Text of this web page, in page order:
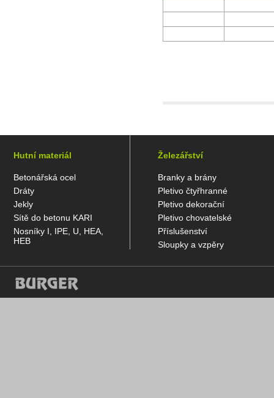
Hutní materiál
Betonářská ocel
Dráty
Jekly
Sítě do betonu KARI
Nosníky I, IPE, U, HEA,
HEB
Železářství
Branky a brány
Pletivo čtyřhranné
Pletivo dekorační
Pletivo chovatelské
Příslušenství
Sloupky a vzpěry